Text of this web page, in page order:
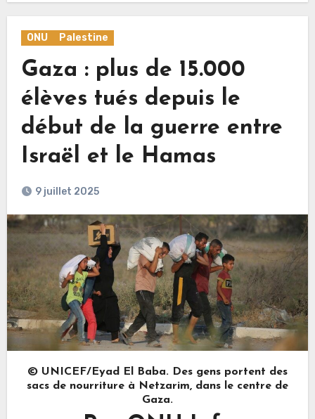
ONU Palestine
Gaza : plus de 15.000
élèves tués depuis le
début de la guerre entre
Israël et le Hamas
9 juillet 2025
© UNICEF/Eyad El Baba. Des gens portent des
sacs de nourriture à Netzarim, dans le centre de
Gaza.